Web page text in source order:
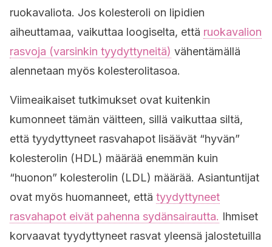
ruokavaliota. Jos kolesteroli on lipidien
aiheuttamaa, vaikuttaa loogiselta, että ruokavalion
rasvoja (varsinkin tyydyttyneitä) vähentämällä
alennetaan myös kolesterolitasoa.
Viimeaikaiset tutkimukset ovat kuitenkin
kumonneet tämän väitteen, sillä vaikuttaa siltä,
että tyydyttyneet rasvahapot lisäävät “hyvän”
kolesterolin (HDL) määrää enemmän kuin
“huonon” kolesterolin (LDL) määrää. Asiantuntijat
ovat myös huomanneet, että tyydyttyneet
rasvahapot eivät pahenna sydänsairautta. Ihmiset
korvaavat tyydyttyneet rasvat yleensä jalostetuilla